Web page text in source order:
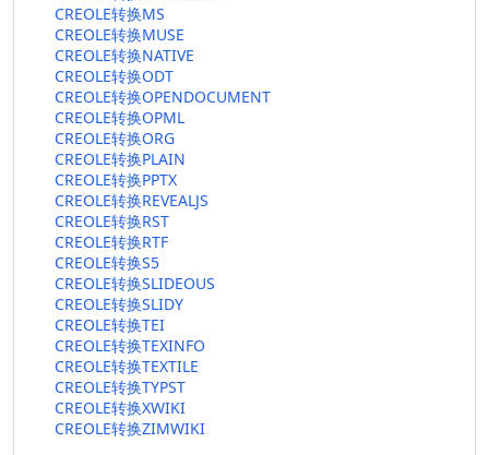
CREOLE转换MS
CREOLE转换MUSE
CREOLE转换NATIVE
CREOLE转换ODT
CREOLE转换OPENDOCUMENT
CREOLE转换OPML
CREOLE转换ORG
CREOLE转换PLAIN
CREOLE转换PPTX
CREOLE转换REVEALJS
CREOLE转换RST
CREOLE转换RTF
CREOLE转换S5
CREOLE转换SLIDEOUS
CREOLE转换SLIDY
CREOLE转换TEI
CREOLE转换TEXINFO
CREOLE转换TEXTILE
CREOLE转换TYPST
CREOLE转换XWIKI
CREOLE转换ZIMWIKI